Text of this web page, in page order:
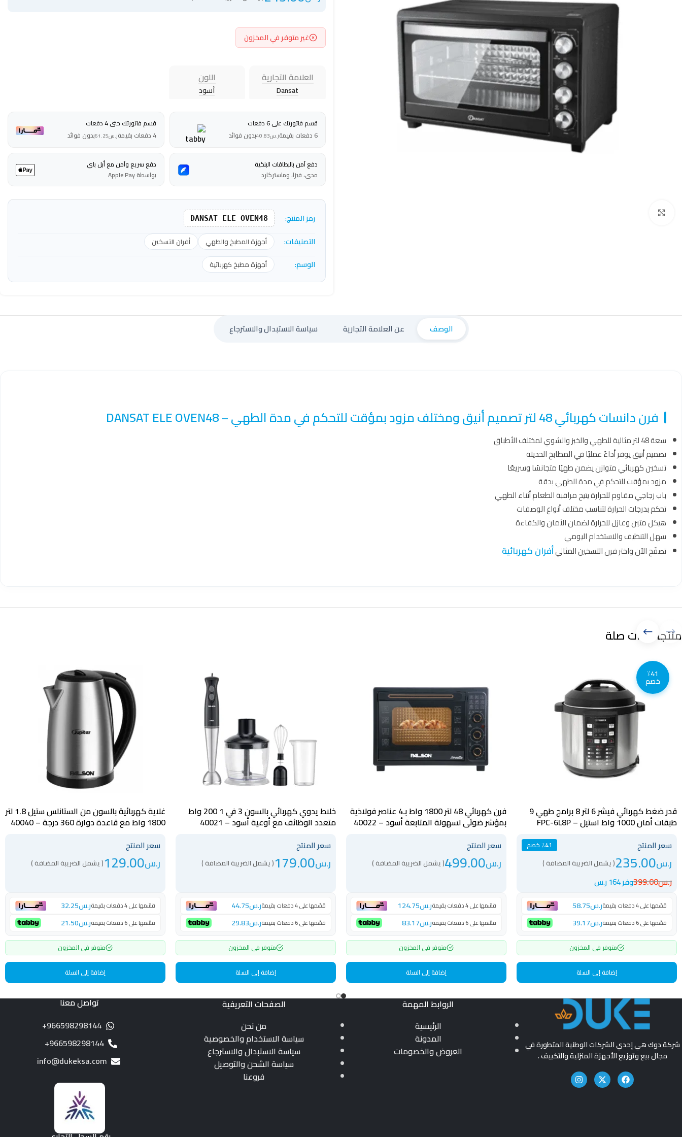
غير متوفر في المخزون
العلامة التجارية
Dansat
اللون
أسود
قسم فاتورتك على 6 دفعات
6 دفعات بقيمة
ر.س40.83بدون فوائد
قسم فاتورتك حتى 4 دفعات
4 دفعات بقيمة
ر.س61.25بدون فوائد
دفع آمن بالبطاقات البنكية
مدى، فيزا، وماستركارد
دفع سريع وآمن مع أبل باي
بواسطة Apple Pay
رمز المنتج: DANSAT ELE OVEN48
التصنيفات: أجهزة المطبخ والطهي أفران التسخين
الوسم: أجهزة مطبخ كهربائية
الوصف عن العلامة التجارية سياسة الاستبدال والاسترجاع
فرن دانسات كهربائي 48 لتر تصميم أنيق ومختلف مزود بمؤقت للتحكم في مدة الطهي – DANSAT ELE OVEN48
سعة 48 لتر مثالية للطهي والخبز والشوي لمختلف الأطباق
تصميم أنيق يوفر أداءً عمليًا في المطابخ الحديثة
تسخين كهربائي متوازن يضمن طهيًا متجانسًا وسريعًا
مزود بمؤقت للتحكم في مدة الطهي بدقة
باب زجاجي مقاوم للحرارة يتيح مراقبة الطعام أثناء الطهي
تحكم بدرجات الحرارة لتناسب مختلف أنواع الوصفات
هيكل متين وعازل للحرارة لضمان الأمان والكفاءة
سهل التنظيف والاستخدام اليومي
تصفّح الآن واختر فرن التسخين المثاليأفران كهربائية
منتجات ذات صلة
٪41
خصم
قدر ضغط كهربائي فيشر 6 لتر 8 برامج طهي 9
طبقات أمان 1000 واط استيل – FPC-6L8P
سعر المنتج ٪41 خصم
ر.س235.00( يشمل الضريبة المضافة )
ر.س399.00وفر 164 ر.س
قسّمها على 4 دفعات بقيمة ر.س58.75
قسّمها على 6 دفعات بقيمة ر.س39.17
متوفر في المخزون
إضافة إلى السلة
فرن كهربائي 48 لتر 1800 واط بـ4 عناصر فولاذية
بمؤشر ضوئي لسهولة المتابعة أسود – 40022
سعر المنتج
ر.س499.00( يشمل الضريبة المضافة )
قسّمها على 4 دفعات بقيمة ر.س124.75
قسّمها على 6 دفعات بقيمة ر.س83.17
متوفر في المخزون
إضافة إلى السلة
خلاط يدوي كهربائي بالسون 3 في 1 200 واط
متعدد الوظائف مع أوعية أسود – 40021
سعر المنتج
ر.س179.00( يشمل الضريبة المضافة )
قسّمها على 4 دفعات بقيمة ر.س44.75
قسّمها على 6 دفعات بقيمة ر.س29.83
متوفر في المخزون
إضافة إلى السلة
غلاية كهربائية بالسون من الستانلس ستيل 1.8 لتر
1800 واط مع قاعدة دوارة 360 درجة – 40040
سعر المنتج
ر.س129.00( يشمل الضريبة المضافة )
قسّمها على 4 دفعات بقيمة ر.س32.25
قسّمها على 6 دفعات بقيمة ر.س21.50
متوفر في المخزون
إضافة إلى السلة
شركة دوك هي إحدي الشركات الوطنية المتطورة في
مجال بيع وتوزيع الأجهزة المنزلية والتكييف .
الروابط المهمة
الرئيسية
المدونة
العروض والخصومات
الصفحات التعريفية
من نحن
سياسة الاستخدام والخصوصية
سياسة الاستبدال والاسترجاع
سياسة الشحن والتوصيل
فروعنا
تواصل معنا
966598298144+
966598298144+
info@dukeksa.com